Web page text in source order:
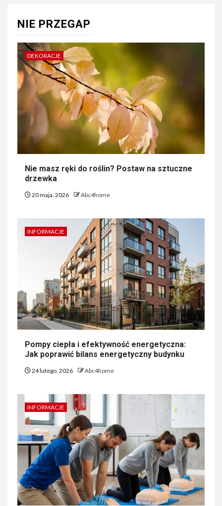
NIE PRZEGAP
DEKORACJE
Nie masz ręki do roślin? Postaw na sztuczne
drzewka
20 maja, 2026 Abc4home
INFORMACJE
Pompy ciepła i efektywność energetyczna:
Jak poprawić bilans energetyczny budynku
24 lutego, 2026 Abc4home
INFORMACJE